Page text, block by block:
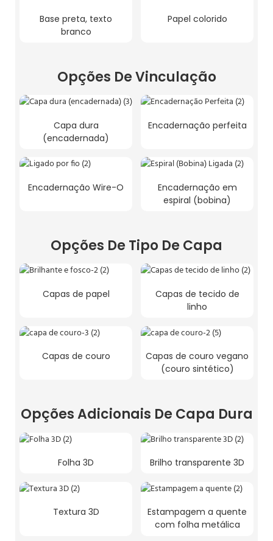
Base preta, texto
branco
Papel colorido
Opções De Vinculação
Capa dura
(encadernada)
Encadernação perfeita
Encadernação Wire-O
Encadernação em
espiral (bobina)
Opções De Tipo De Capa
Capas de papel
Capas de tecido de
linho
Capas de couro
Capas de couro vegano
(couro sintético)
Opções Adicionais De Capa Dura
Folha 3D Brilho transparente 3D
Textura 3D
Estampagem a quente
com folha metálica